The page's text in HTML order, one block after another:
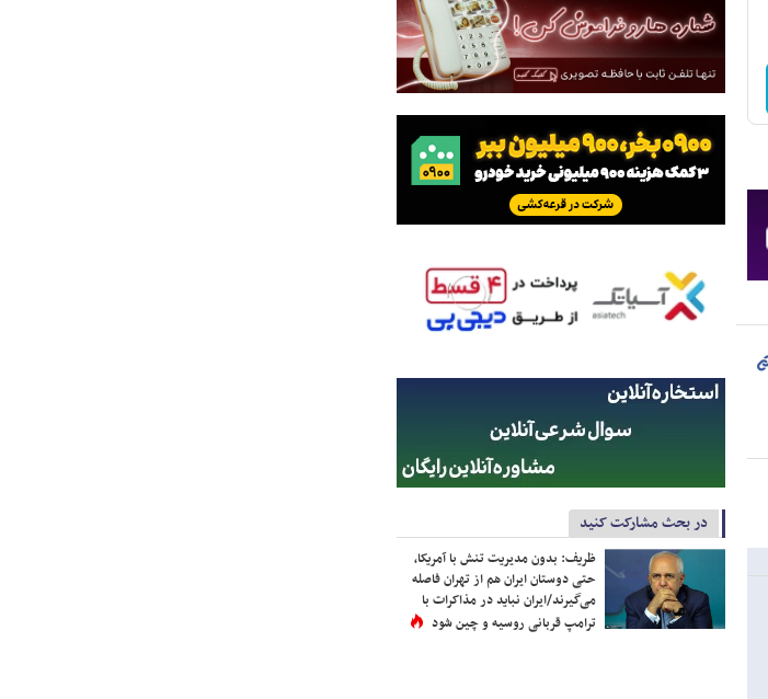
در بحث مشارکت کنید
ظریف: بدون مدیریت تنش با آمریکا،
حتی دوستان ایران هم از تهران فاصله
می‌گیرند/ایران نباید در مذاکرات با
ترامپ قربانی روسیه و چین شود